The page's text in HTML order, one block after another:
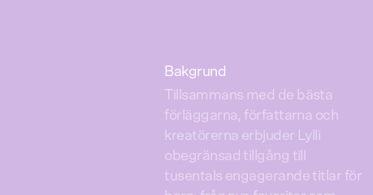
Bakgrund
Tillsammans med de bästa
förläggarna, författarna och
kreatörerna erbjuder Lylli
obegränsad tillgång till
tusentals engagerande titlar för